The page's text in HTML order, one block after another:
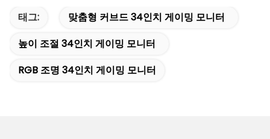
태그:
맞춤형 커브드 34인치 게이밍 모니터
높이 조절 34인치 게이밍 모니터
RGB 조명 34인치 게이밍 모니터